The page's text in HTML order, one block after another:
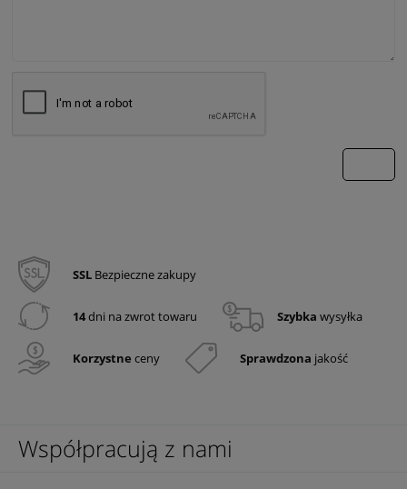
SSL Bezpieczne zakupy
14dni na zwrot towaru Szybka wysyłka
Korzystne ceny Sprawdzona jakość
Współpracują z nami